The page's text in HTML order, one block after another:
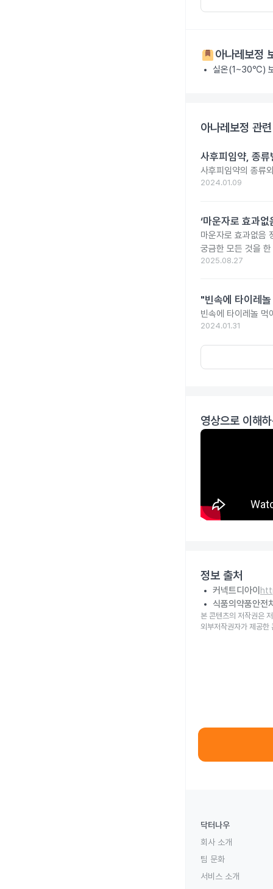
아나레보정
실온(1~30℃)
아나레보정 관
사후피임약, 종
사후피임약의 종류
2024.01.09
‘마운자로 효과
마운자로 효과없음
궁금한 모든 것을
2025.08.27
"빈속에 타이레
빈속에 타이레놀 먹
2024.01.31
영상으로 이해
정보 출처
커넥트디아이
식품의약품안전
본 콘텐츠의 저작권은
외부저작권자가 제공한
닥터나우
회사 소개
팀 문화
서비스 소개